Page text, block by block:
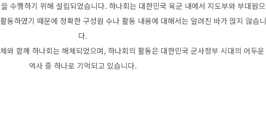
수행하기 위해 설립되었습니다. 하나회는 대한민국 육군 내에서 지도부와 부대원으
동하였기 때문에 정확한 구성원 수나 활동 내용에 대해서는 알려진 바가 많지 않습니
다.
와 함께 하나회는 해체되었으며, 하나회의 활동은 대한민국 군사정부 시대의 어두운
역사 중 하나로 기억되고 있습니다.